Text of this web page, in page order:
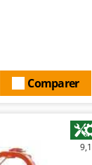
Comparer
9,1